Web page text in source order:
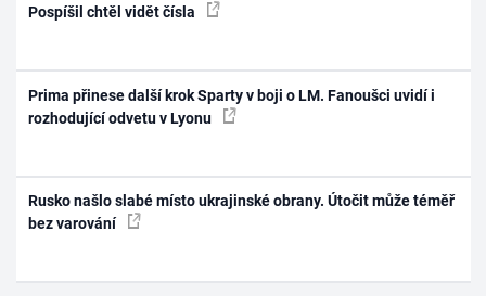
Pospíšil chtěl vidět čísla
Prima přinese další krok Sparty v boji o LM. Fanoušci uvidí i
rozhodující odvetu v Lyonu
Rusko našlo slabé místo ukrajinské obrany. Útočit může téměř
bez varování